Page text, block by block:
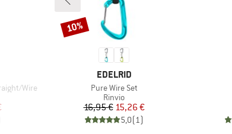
Wire
MARCHIO
EDELRID
Articolo
Pure Wire Set
Gruppo di prodotti
Rinvio
Prezzo
16,95 €Prezzo ridotto
15,26 €
5,0(1)
Sconto
10%